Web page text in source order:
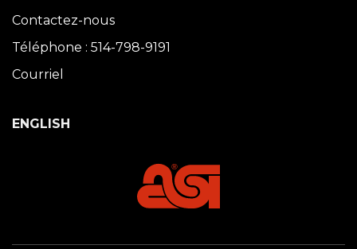
Contactez-nous
Téléphone : 514-798-9191
Courriel
ENGLISH